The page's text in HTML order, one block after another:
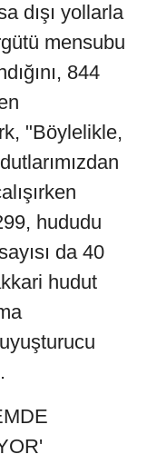
dışı yollarla
mensubu
844
"Böylelikle,
hududu
da 40
hudut